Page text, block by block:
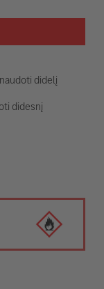
didelį
didesnį